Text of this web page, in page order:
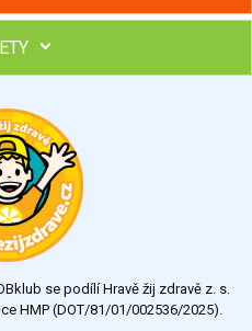
skupiny v kurzech STOBu
si odborníka STOBu ve
Všechny ankety
se podílí Hravě žij zdravě z. s.
HMP (DOT/81/01/002536/2025).